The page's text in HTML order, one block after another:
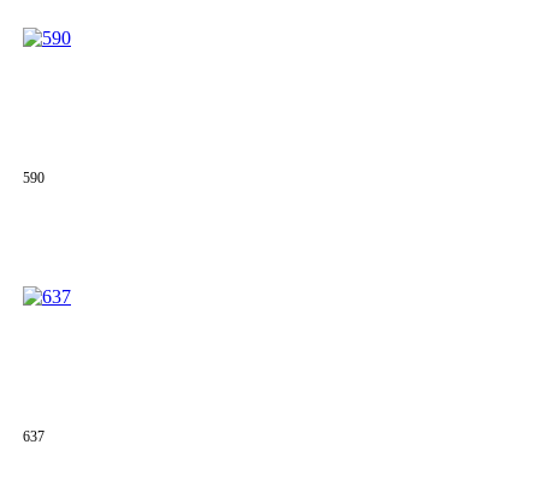
590
637